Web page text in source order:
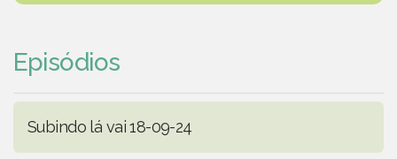
Episódios
Subindo lá vai 18-09-24